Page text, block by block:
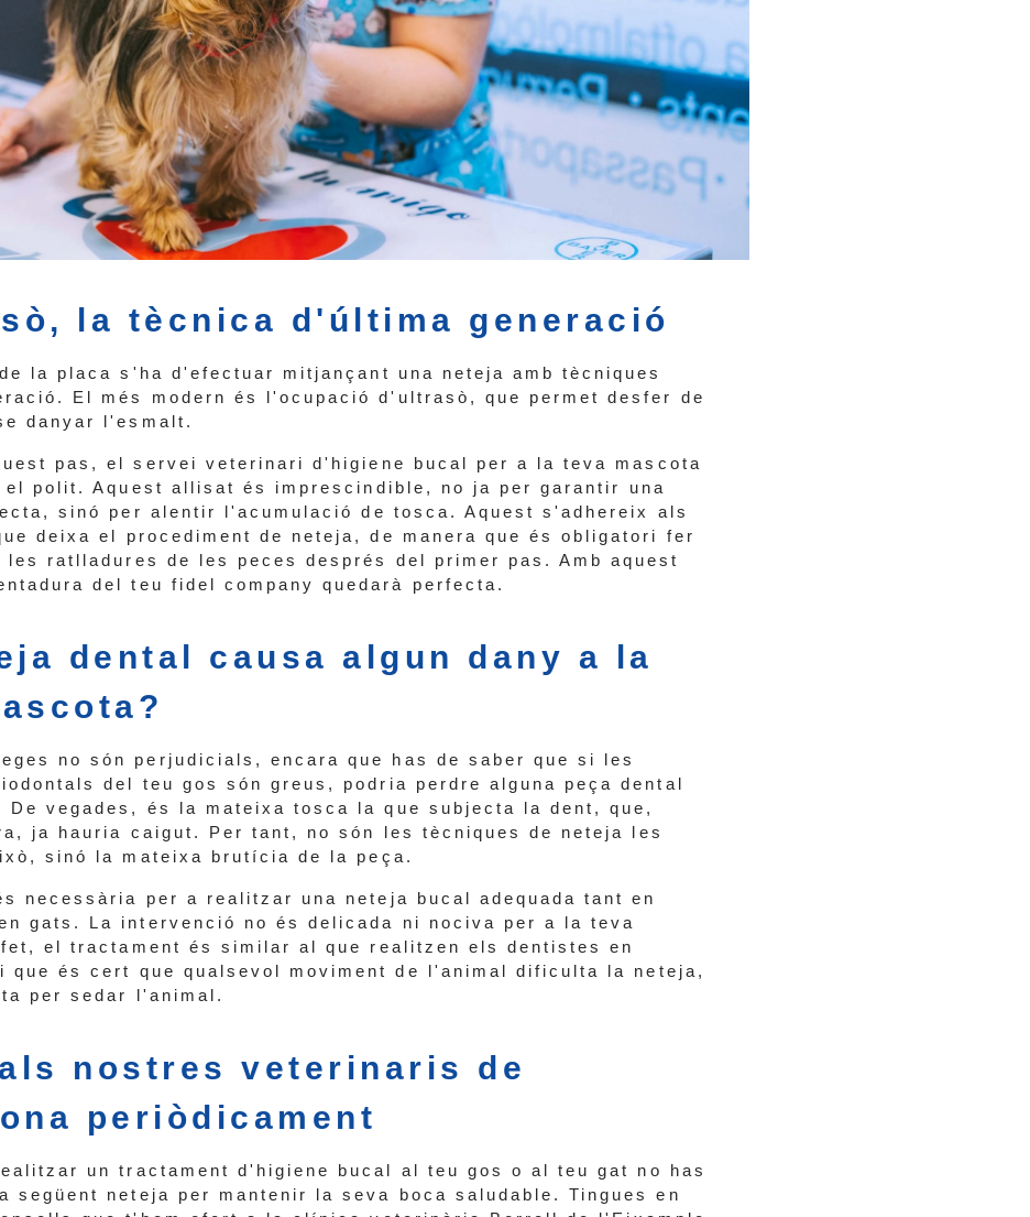
la tècnica d'última generació
la placa s'ha d'efectuar mitjançant una neteja amb tècniques
El més modern és l'ocupació d'ultrasò, que permet desfer de
danyar l'esmalt.
pas, el servei veterinari d'higiene bucal per a la teva mascota
el polit. Aquest allisat és imprescindible, no ja per garantir una
sinó per alentir l'acumulació de tosca. Aquest s'adhereix als
deixa el procediment de neteja, de manera que és obligatori fer
les ratlladures de les peces després del primer pas. Amb aquest
del teu fidel company quedarà perfecta.
dental causa algun dany a la
no són perjudicials, encara que has de saber que si les
del teu gos són greus, podria perdre alguna peça dental
De vegades, és la mateixa tosca la que subjecta la dent, que,
ja hauria caigut. Per tant, no són les tècniques de neteja les
sinó la mateixa brutícia de la peça.
necessària per a realitzar una neteja bucal adequada tant en
gats. La intervenció no és delicada ni nociva per a la teva
el tractament és similar al que realitzen els dentistes en
i que és cert que qualsevol moviment de l'animal dificulta la neteja,
per sedar l'animal.
nostres veterinaris de
periòdicament
un tractament d'higiene bucal al teu gos o al teu gat no has
següent neteja per mantenir la seva boca saludable. Tingues en